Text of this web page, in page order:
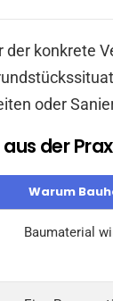
der konkrete
oder
der
Warum
Baumaterial